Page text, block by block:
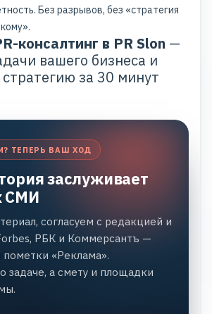
Без разрывов, без «стратегия
консалтинг в PR Slon —
вашего бизнеса и
за 30 минут
ТЕПЕРЬ ВАШ ХОД
заслуживает
СМИ
согласуем с редакцией и
РБК и Коммерсантъ —
пометки «Реклама».
задаче, а смету и площадки